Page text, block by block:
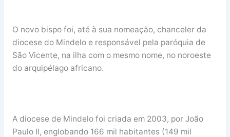
O novo bispo foi, até à sua nomeação, chanceler da
diocese do Mindelo e responsável pela paróquia de
São Vicente, na ilha com o mesmo nome, no noroeste
do arquipélago africano.
A diocese de Mindelo foi criada em 2003, por João
Paulo II, englobando 166 mil habitantes (149 mil